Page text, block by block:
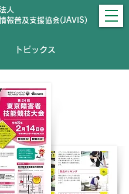
人
報普及支援協会(JAVIS)
トピックス